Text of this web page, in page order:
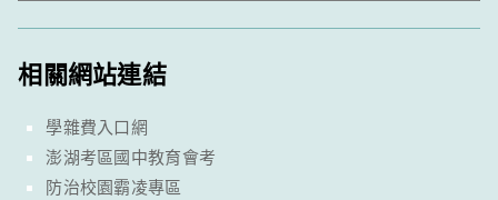
相關網站連結
學雜費入口網
澎湖考區國中教育會考
防治校園霸凌專區